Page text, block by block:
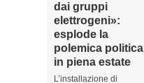
dai gruppi
elettrogeni»:
esplode la
polemica politica
in piena estate
L’installazione di